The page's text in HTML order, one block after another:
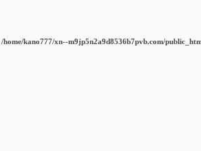
/home/kano777/xn--m9jp5n2a9d8536b7pvb.com/